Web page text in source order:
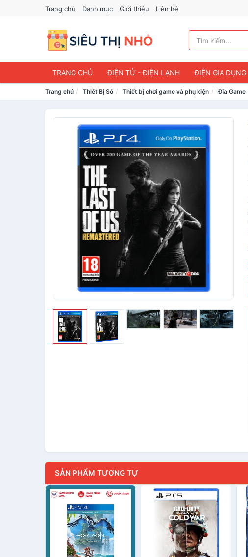
Trang chủ Danh mục Giới thiệu Liên hệ
TRANG CHỦ ĐIỆN TỬ - ĐIỆN LẠNH ĐIỆN GIA DỤNG
Trang chủ Thiết Bị Số Thiết bị chơi game và phụ kiện Đĩa Game
SẢN PHẨM TƯƠNG TỰ